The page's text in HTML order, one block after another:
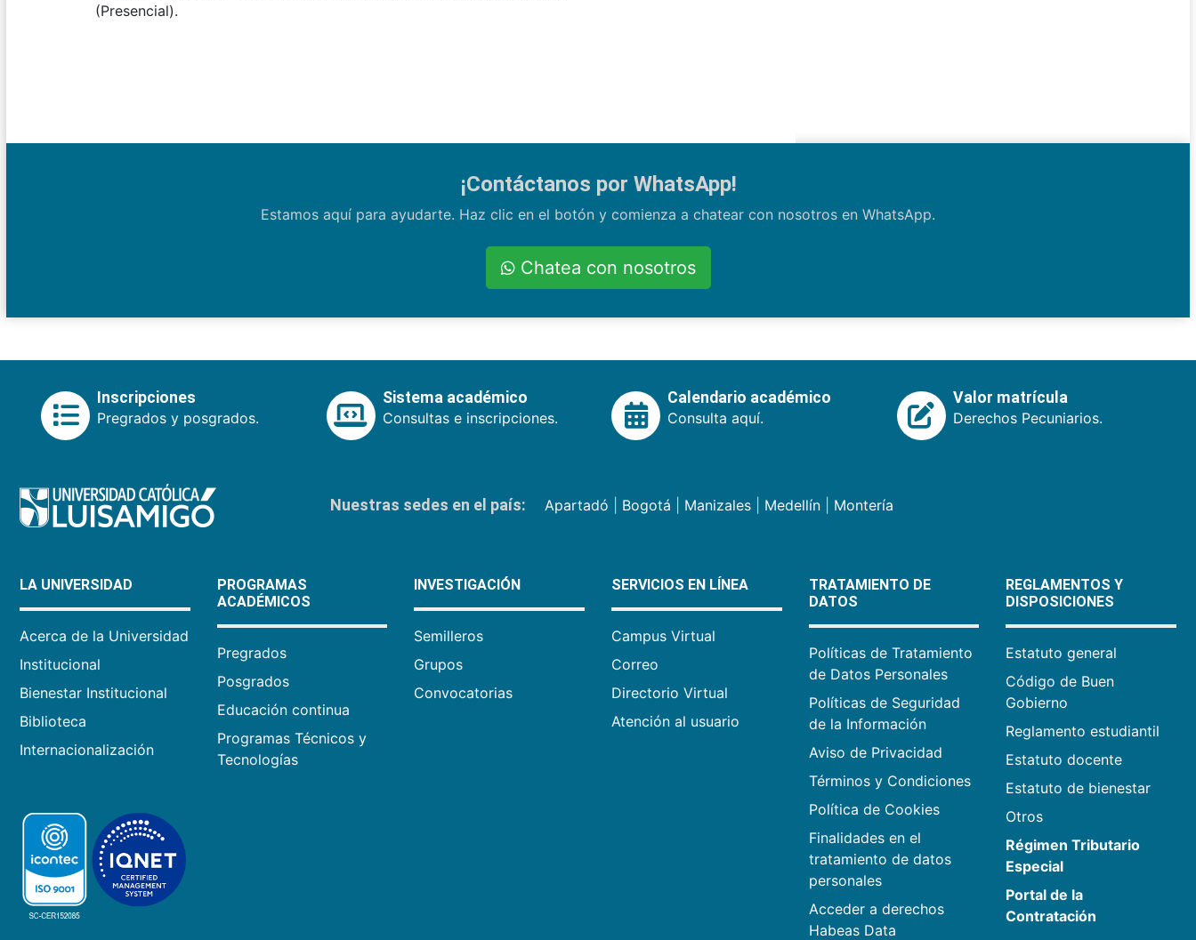
(Presencial).
¡Contáctanos por WhatsApp!
Estamos aquí para ayudarte. Haz clic en el botón y comienza a chatear con nosotros en WhatsApp.
Chatea con nosotros
Inscripciones
Pregrados y posgrados.
Sistema académico
Consultas e inscripciones.
Calendario académico
Consulta aquí.
Valor matrícula
Derechos Pecuniarios.
Nuestras sedes en el país: Apartadó Bogotá Manizales| Medellín| Montería
LA UNIVERSIDAD
Acerca de la Universidad
Institucional
Bienestar Institucional
Biblioteca
Internacionalización
PROGRAMAS
ACADÉMICOS
Pregrados
Posgrados
Educación continua
Programas Técnicos y
Tecnologías
INVESTIGACIÓN
Semilleros
Grupos
Convocatorias
SERVICIOS EN LÍNEA
Campus Virtual
Correo
Directorio Virtual
Atención al usuario
TRATAMIENTO DE
DATOS
Políticas de Tratamiento
de Datos Personales
Políticas de Seguridad
de la Información
Aviso de Privacidad
Términos y Condiciones
Política de Cookies
Finalidades en el
tratamiento de datos
personales
Acceder a derechos
Habeas Data
REGLAMENTOS Y
DISPOSICIONES
Estatuto general
Código de Buen
Gobierno
Reglamento estudiantil
Estatuto docente
Estatuto de bienestar
Otros
Régimen Tributario
Especial
Portal de la
Contratación